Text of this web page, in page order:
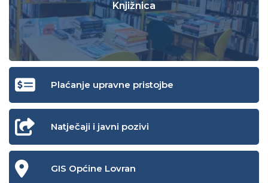
Knjižnica
Plaćanje upravne pristojbe
Natječaji i javni pozivi
GIS Općine Lovran